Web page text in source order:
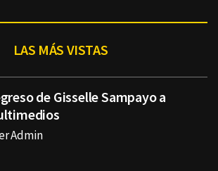
LAS MÁS VISTAS
de Gisselle Sampayo a
Admin